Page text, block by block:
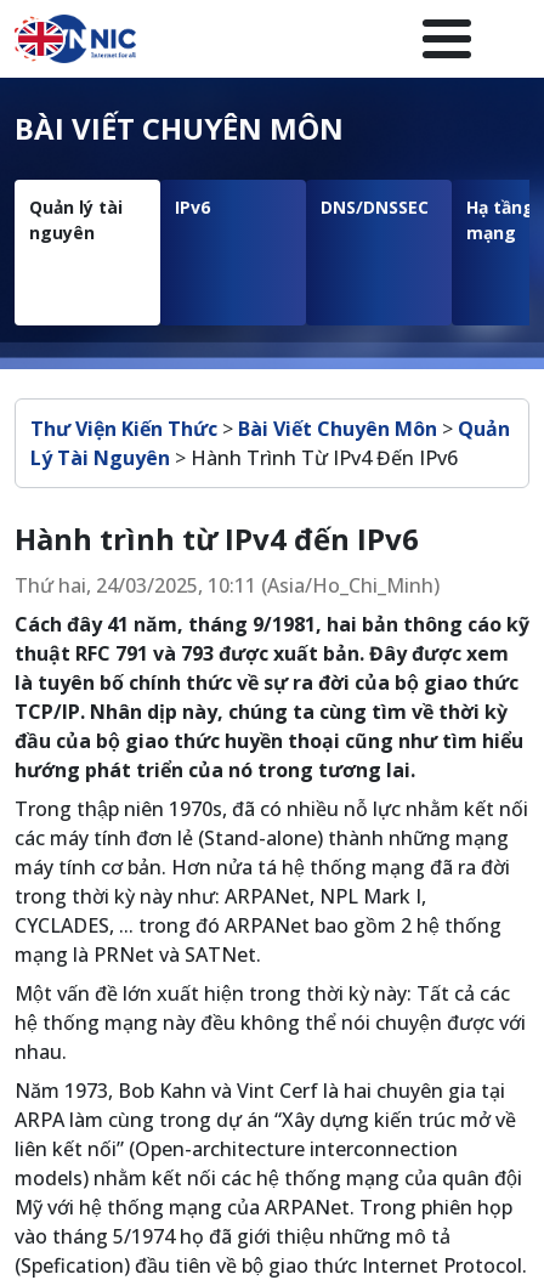
Nhảy đến nội dung
Menuheader của website
BÀI VIẾT CHUYÊN MÔN
Quản lý tài
nguyên
IPv6 DNS/DNSSEC
Hạ tầng
mạng
Breadcrumb
Thư Viện Kiến Thức > Bài Viết Chuyên Môn > Quản
Lý Tài Nguyên > Hành Trình Từ IPv4 Đến IPv6
Hành trình từ IPv4 đến IPv6
Thứ hai, 24/03/2025, 10:11 (Asia/Ho_Chi_Minh)
Cách đây 41 năm, tháng 9/1981, hai bản thông cáo kỹ
thuật RFC 791 và 793 được xuất bản. Đây được xem
là tuyên bố chính thức về sự ra đời của bộ giao thức
TCP/IP. Nhân dịp này, chúng ta cùng tìm về thời kỳ
đầu của bộ giao thức huyền thoại cũng như tìm hiểu
hướng phát triển của nó trong tương lai.
Trong thập niên 1970s, đã có nhiều nỗ lực nhằm kết nối
các máy tính đơn lẻ (Stand-alone) thành những mạng
máy tính cơ bản. Hơn nửa tá hệ thống mạng đã ra đời
trong thời kỳ này như: ARPANet, NPL Mark I,
CYCLADES, ... trong đó ARPANet bao gồm 2 hệ thống
mạng là PRNet và SATNet.
Một vấn đề lớn xuất hiện trong thời kỳ này: Tất cả các
hệ thống mạng này đều không thể nói chuyện được với
nhau.
Năm 1973, Bob Kahn và Vint Cerf là hai chuyên gia tại
ARPA làm cùng trong dự án “Xây dựng kiến trúc mở về
liên kết nối” (Open-architecture interconnection
models) nhằm kết nối các hệ thống mạng của quân đội
Mỹ với hệ thống mạng của ARPANet. Trong phiên họp
vào tháng 5/1974 họ đã giới thiệu những mô tả
(Spefication) đầu tiên về bộ giao thức Internet Protocol.